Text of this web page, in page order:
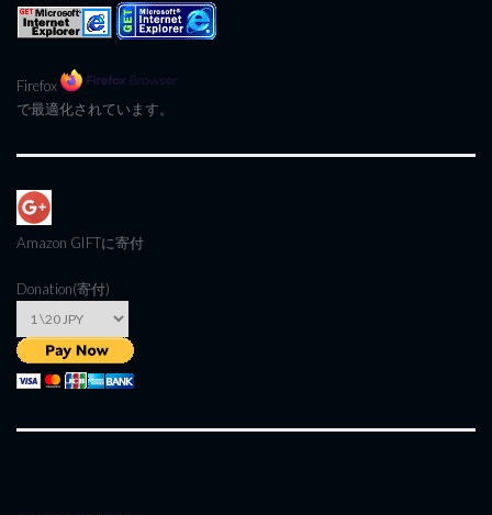
Firefox
で最適化されています。
Amazon GIFTに寄付
Donation(寄付)